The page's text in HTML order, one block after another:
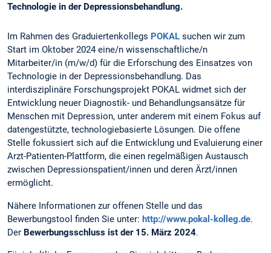
Technologie in der Depressionsbehandlung.
Im Rahmen des Graduiertenkollegs POKAL suchen wir zum
Start im Oktober 2024 eine/n wissenschaftliche/n
Mitarbeiter/in (m/w/d) für die Erforschung des Einsatzes von
Technologie in der Depressionsbehandlung. Das
interdisziplinäre Forschungsprojekt POKAL widmet sich der
Entwicklung neuer Diagnostik- und Behandlungsansätze für
Menschen mit Depression, unter anderem mit einem Fokus auf
datengestützte, technologiebasierte Lösungen. Die offene
Stelle fokussiert sich auf die Entwicklung und Evaluierung einer
Arzt-Patienten-Plattform, die einen regelmäßigen Austausch
zwischen Depressionspatient/innen und deren Ärzt/innen
ermöglicht.
Nähere Informationen zur offenen Stelle und das
Bewerbungstool finden Sie unter: http://www.pokal-kolleg.de.
Der Bewerbungsschluss ist der 15. März 2024.